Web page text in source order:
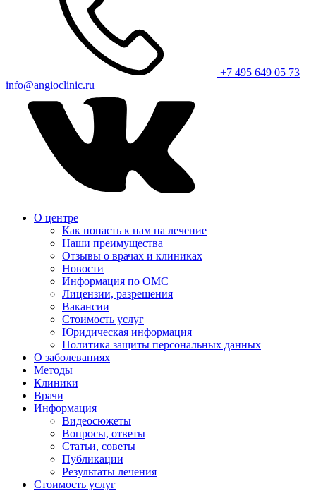
+7 495 649 05 73
info@angioclinic.ru
О центре
Как попасть к нам на лечение
Наши преимущества
Отзывы о врачах и клиниках
Новости
Информация по ОМС
Лицензии, разрешения
Вакансии
Стоимость услуг
Юридическая информация
Политика защиты персональных данных
О заболеваниях
Методы
Клиники
Врачи
Информация
Видеосюжеты
Вопросы, ответы
Статьи, советы
Публикации
Результаты лечения
Стоимость услуг